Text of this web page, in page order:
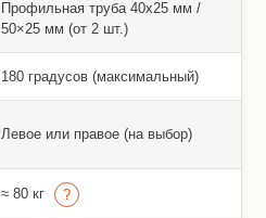
Профильная труба 40х25 мм /
50×25 мм (от 2 шт.)
180 градусов (максимальный)
Левое или правое (на выбор)
≈ 80 кг